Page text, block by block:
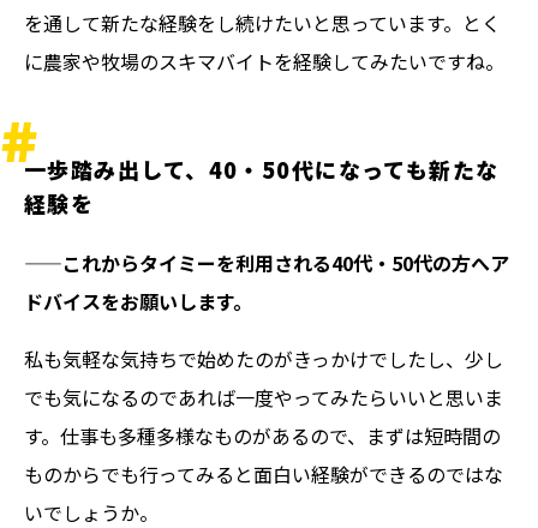
を通して新たな経験をし続けたいと思っています。とく
に農家や牧場のスキマバイトを経験してみたいですね。
一歩踏み出して、40・50代になっても新たな
経験を
——これからタイミーを利用される40代・50代の方へア
ドバイスをお願いします。
私も気軽な気持ちで始めたのがきっかけでしたし、少し
でも気になるのであれば一度やってみたらいいと思いま
す。仕事も多種多様なものがあるので、まずは短時間の
ものからでも行ってみると面白い経験ができるのではな
いでしょうか。